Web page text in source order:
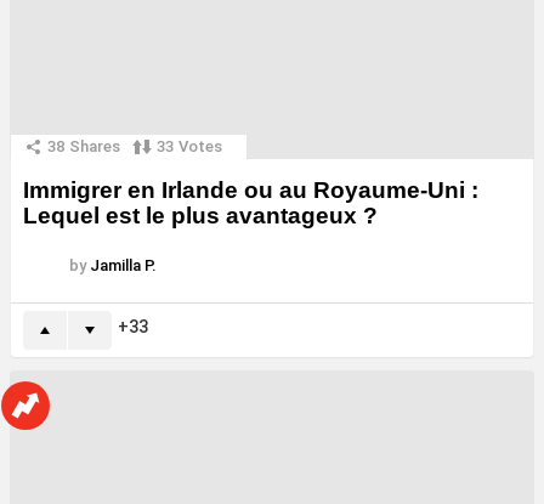
38 Shares 33 Votes
Immigrer en Irlande ou au Royaume-Uni :
Lequel est le plus avantageux ?
by Jamilla P.
33